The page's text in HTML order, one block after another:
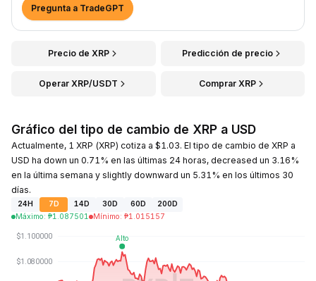
Pregunta a TradeGPT
Precio de XRP Predicción de precio
Operar XRP/USDT Comprar XRP
Gráfico del tipo de cambio de XRP a USD
Actualmente, 1 XRP (XRP) cotiza a $1.03. El tipo de cambio de XRP a
USD ha down un 0.71% en las últimas 24 horas, decreased un 3.16%
en la última semana y slightly downward un 5.31% en los últimos 30
días.
24H 7D 14D 30D 60D
200D
Máximo: ₱1.087501 Mínimo: ₱1.015157